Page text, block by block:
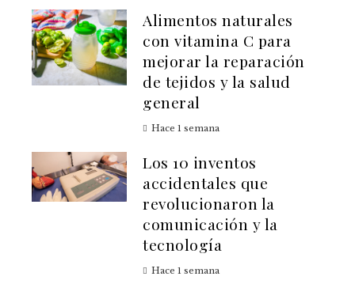
Alimentos naturales
con vitamina C para
mejorar la reparación
de tejidos y la salud
general
Hace 1 semana
Los 10 inventos
accidentales que
revolucionaron la
comunicación y la
tecnología
Hace 1 semana